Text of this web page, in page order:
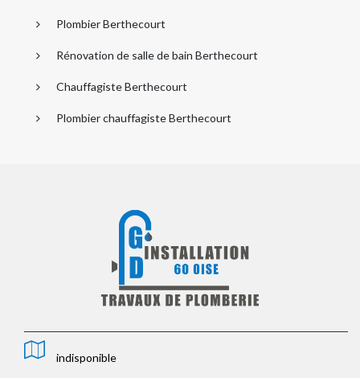
Plombier Berthecourt
Rénovation de salle de bain Berthecourt
Chauffagiste Berthecourt
Plombier chauffagiste Berthecourt
indisponible